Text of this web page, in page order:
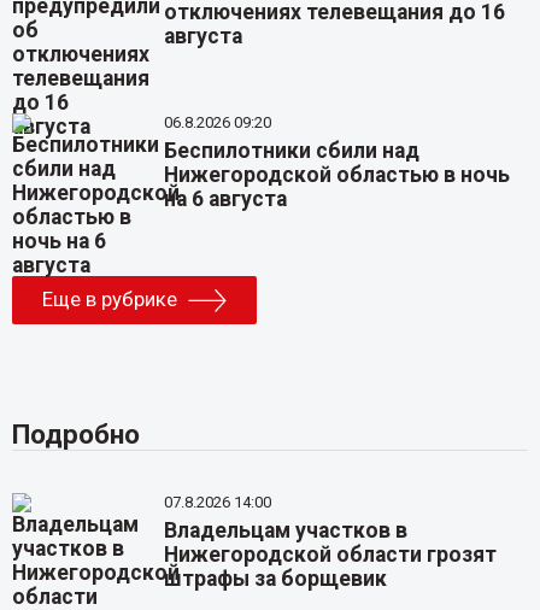
отключениях телевещания до 16
августа
06.8.2026 09:20
Беспилотники сбили над
Нижегородской областью в ночь
на 6 августа
Еще в рубрике
Подробно
07.8.2026 14:00
Владельцам участков в
Нижегородской области грозят
штрафы за борщевик